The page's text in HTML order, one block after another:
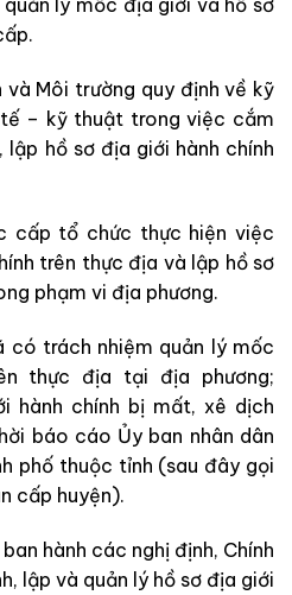
lý mốc địa giới và hồ sơ
và Môi trường quy định về kỹ
– kỹ thuật trong việc cắm
lập hồ sơ địa giới hành chính
cấp tổ chức thực hiện việc
trên thực địa và lập hồ sơ
phạm vi địa phương.
có trách nhiệm quản lý mốc
thực địa tại địa phương;
hành chính bị mất, xê dịch
báo cáo Ủy ban nhân dân
phố thuộc tỉnh (sau đây gọi
cấp huyện).
hành các nghị định, Chính
lập và quản lý hồ sơ địa giới